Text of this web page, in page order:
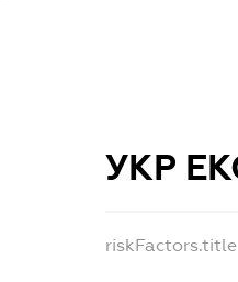
УКР
riskFactors.title